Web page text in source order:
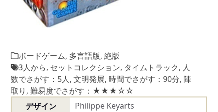
ボードゲーム, 多言語版,絶版
3人から, セットコレクション, タイムトラック, 人
数でさがす：5人,文明発展, 時間でさがす：90分,陣
取り ,難易度でさがす：★★★☆☆
デザイン
Philippe Keyarts